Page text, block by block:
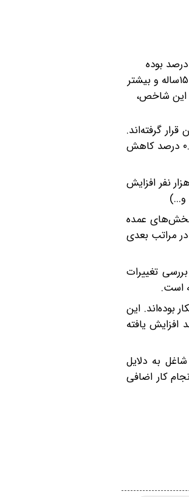
در زمستان ۱۴۰۴ نرخ بیکاری جمعیت ۱۵‌ساله و بیشتر ۷.۶ درصد و نرخ مشارکت اقتصادی ۳۹.۷ درصد بوده
است. به گزارش مهر، نتایج طرح آمارگیری نیروی‌ کار زمستان ۱۴۰۴ از سوی مرکز آمار ایران منتشر شد. بررسی نرخ بیکاری افراد ۱۵‌ساله و بیشتر
که این شاخص،
قرار گرفته‌اند.
بررسی تغییرات نرخ مشارکت اقتصادی حاکی از آن است که این نرخ نسبت به فصل مشابه در سال قبل (زمستان ۱۴۰۳)، ۰.۴ درصد کاهش
و بیشتر در این فصل ۲۴ میلیون ‌و ۳۵۳ هزار نفر بوده که نسبت به فصل مشابه سال قبل تقریبا ۵۷ هزار نفر افزایش
و‌...)
بررسی اشتغال در بخش‌های عمده
است. در مراتب بعدی
این گروه سنی در زمستان ۱۴۰۴ بیکار بوده‌اند. بررسی تغییرات
این گروه سنی بیکار بوده‌اند. این
بیکاری این افراد نشان می‌دهد این نرخ نسبت به زمستان ۱۴۰۳، به میزان ۰.۳ درصد افزایش یافته
می‌دهد در زمستان ۱۴۰۴، ۸.۲ درصد جمعیت شاغل‌ به دلایل
کرده و آماده برای انجام کار اضافی